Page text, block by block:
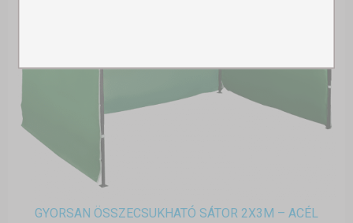
GYORSAN ÖSSZECSUKHATÓ SÁTOR 2X3M – ACÉL